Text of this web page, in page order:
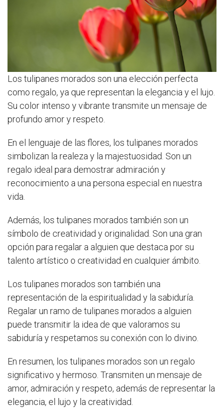
Los tulipanes morados son una elección perfecta
como regalo, ya que representan la elegancia y el lujo.
Su color intenso y vibrante transmite un mensaje de
profundo amor y respeto.
En el lenguaje de las flores, los tulipanes morados
simbolizan la realeza y la majestuosidad. Son un
regalo ideal para demostrar admiración y
reconocimiento a una persona especial en nuestra
vida.
Además, los tulipanes morados también son un
símbolo de creatividad y originalidad. Son una gran
opción para regalar a alguien que destaca por su
talento artístico o creatividad en cualquier ámbito.
Los tulipanes morados son también una
representación de la espiritualidad y la sabiduría.
Regalar un ramo de tulipanes morados a alguien
puede transmitir la idea de que valoramos su
sabiduría y respetamos su conexión con lo divino.
En resumen, los tulipanes morados son un regalo
significativo y hermoso. Transmiten un mensaje de
amor, admiración y respeto, además de representar la
elegancia, el lujo y la creatividad.